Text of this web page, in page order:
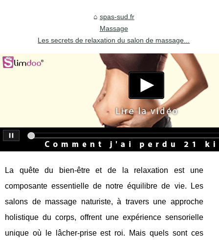
spas-sud.fr
Massage
Les secrets de relaxation du salon de massage...
La quête du bien-être et de la relaxation est une
composante essentielle de notre équilibre de vie. Les
salons de massage naturiste, à travers une approche
holistique du corps, offrent une expérience sensorielle
unique où le lâcher-prise est roi. Mais quels sont ces